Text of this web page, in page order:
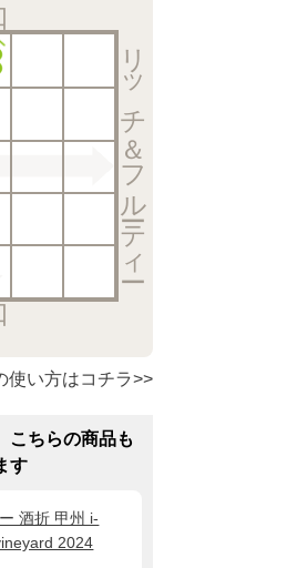
リッチ＆フルーティー
使い方はコチラ>>
こちらの商品も
す
酒折 甲州 i-
2024